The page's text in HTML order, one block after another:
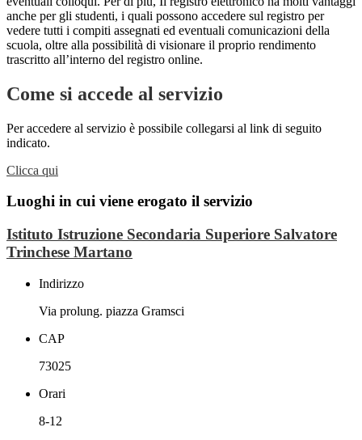
anche per gli studenti, i quali possono accedere sul registro per
vedere tutti i compiti assegnati ed eventuali comunicazioni della
scuola, oltre alla possibilità di visionare il proprio rendimento
trascritto all’interno del registro online.
Come si accede al servizio
Per accedere al servizio è possibile collegarsi al link di seguito
indicato.
Clicca qui
Luoghi in cui viene erogato il servizio
Istituto Istruzione Secondaria Superiore Salvatore
Trinchese Martano
Indirizzo
Via prolung. piazza Gramsci
CAP
73025
Orari
8-12